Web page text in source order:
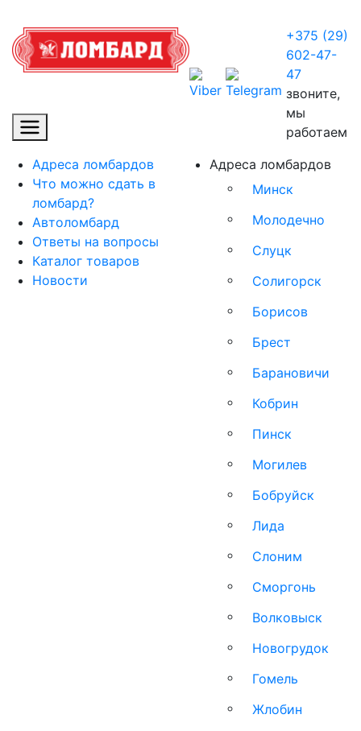
+375 (29)
602-47-
47
звоните,
мы
работаем
Адреса ломбардов
Что можно сдать в
ломбард?
Автоломбард
Ответы на вопросы
Каталог товаров
Новости
Адреса ломбардов
Минск
Молодечно
Слуцк
Солигорск
Борисов
Брест
Барановичи
Кобрин
Пинск
Могилев
Бобруйск
Лида
Слоним
Сморгонь
Волковыск
Новогрудок
Гомель
Жлобин